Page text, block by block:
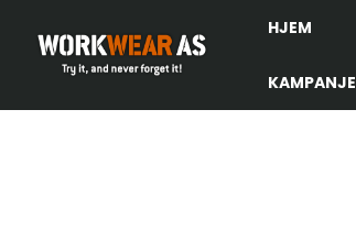
HJEM
KAMPANJE